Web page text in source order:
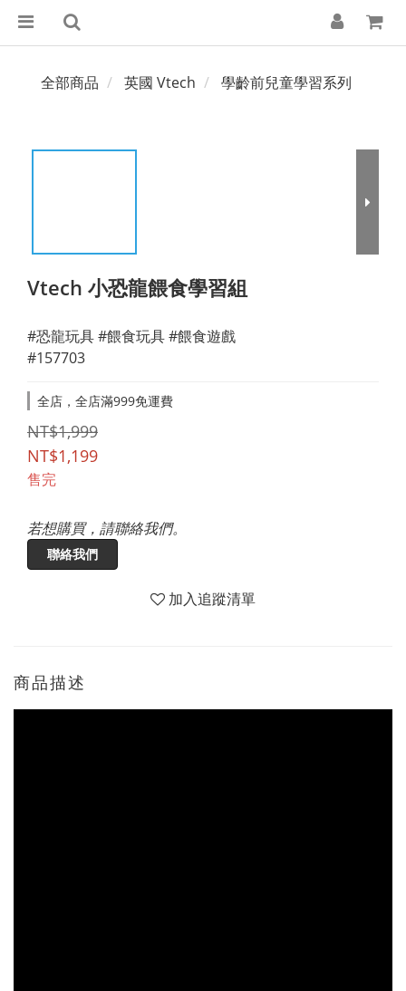
全部商品 英國 Vtech 學齡前兒童學習系列
Vtech 小恐龍餵食學習組
#恐龍玩具 #餵食玩具 #餵食遊戲
#157703
全店，全店滿999免運費
NT$1,999
NT$1,199
售完
若想購買，請聯絡我們。
聯絡我們
加入追蹤清單
商品描述